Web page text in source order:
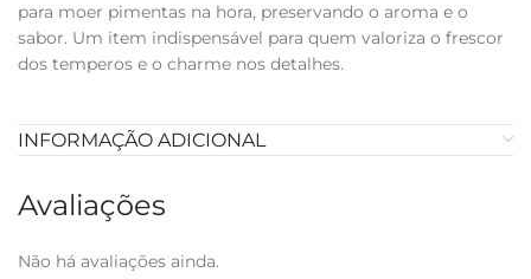
para moer pimentas na hora, preservando o aroma e o
sabor. Um item indispensável para quem valoriza o frescor
dos temperos e o charme nos detalhes.
INFORMAÇÃO ADICIONAL
Avaliações
Não há avaliações ainda.